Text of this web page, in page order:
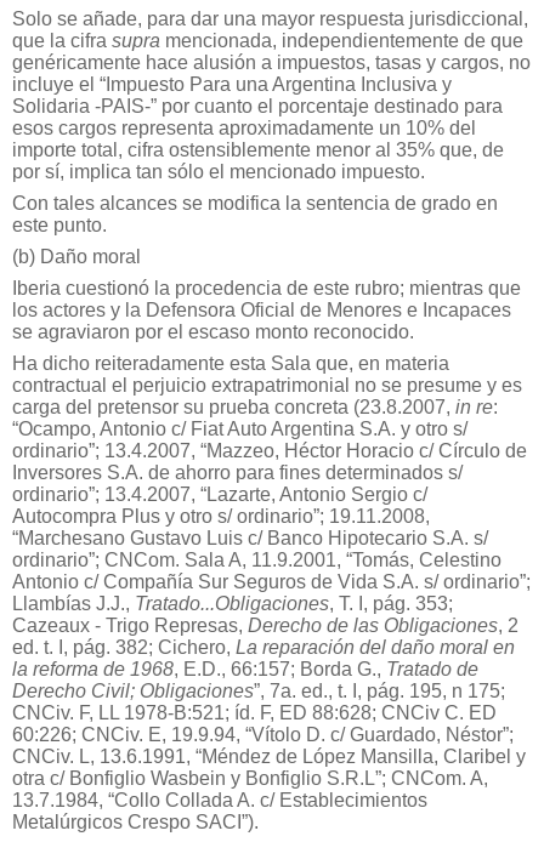
Solo se añade, para dar una mayor respuesta jurisdiccional,
que la cifra supra mencionada, independientemente de que
genéricamente hace alusión a impuestos, tasas y cargos, no
incluye el “Impuesto Para una Argentina Inclusiva y
Solidaria -PAIS-” por cuanto el porcentaje destinado para
esos cargos representa aproximadamente un 10% del
importe total, cifra ostensiblemente menor al 35% que, de
por sí, implica tan sólo el mencionado impuesto.
Con tales alcances se modifica la sentencia de grado en
este punto.
(b) Daño moral
Iberia cuestionó la procedencia de este rubro; mientras que
los actores y la Defensora Oficial de Menores e Incapaces
se agraviaron por el escaso monto reconocido.
Ha dicho reiteradamente esta Sala que, en materia
contractual el perjuicio extrapatrimonial no se presume y es
carga del pretensor su prueba concreta (23.8.2007, in re:
“Ocampo, Antonio c/ Fiat Auto Argentina S.A. y otro s/
ordinario”; 13.4.2007, “Mazzeo, Héctor Horacio c/ Círculo de
Inversores S.A. de ahorro para fines determinados s/
ordinario”; 13.4.2007, “Lazarte, Antonio Sergio c/
Autocompra Plus y otro s/ ordinario”; 19.11.2008,
“Marchesano Gustavo Luis c/ Banco Hipotecario S.A. s/
ordinario”; CNCom. Sala A, 11.9.2001, “Tomás, Celestino
Antonio c/ Compañía Sur Seguros de Vida S.A. s/ ordinario”;
Llambías J.J., Tratado...Obligaciones, T. I, pág. 353;
Cazeaux - Trigo Represas, Derecho de las Obligaciones, 2
ed. t. I, pág. 382; Cichero, La reparación del daño moral en
la reforma de 1968, E.D., 66:157; Borda G., Tratado de
Derecho Civil; Obligaciones”, 7a. ed., t. I, pág. 195, n 175;
CNCiv. F, LL 1978-B:521; íd. F, ED 88:628; CNCiv C. ED
60:226; CNCiv. E, 19.9.94, “Vítolo D. c/ Guardado, Néstor”;
CNCiv. L, 13.6.1991, “Méndez de López Mansilla, Claribel y
otra c/ Bonfiglio Wasbein y Bonfiglio S.R.L”; CNCom. A,
13.7.1984, “Collo Collada A. c/ Establecimientos
Metalúrgicos Crespo SACI”).